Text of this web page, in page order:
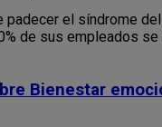
el síndrome del
de sus empleados
Bienestar